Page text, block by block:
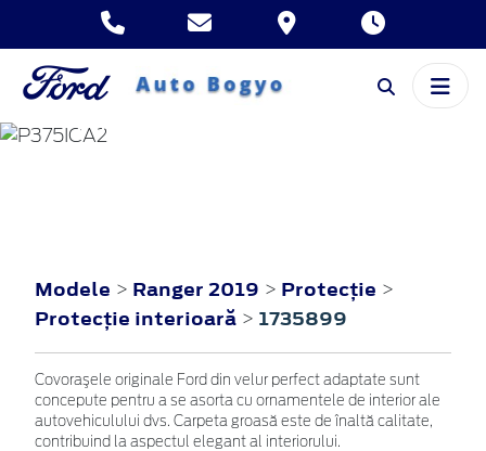
RANGER
Modele > Ranger 2019 > Protecţie >
Protecţie interioară > 1735899
Covoraşele originale Ford din velur perfect adaptate sunt
concepute pentru a se asorta cu ornamentele de interior ale
autovehiculului dvs. Carpeta groasă este de înaltă calitate,
contribuind la aspectul elegant al interiorului.